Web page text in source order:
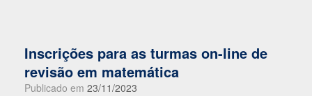
Inscrições para as turmas on-line de
revisão em matemática
Publicado em 23/11/2023